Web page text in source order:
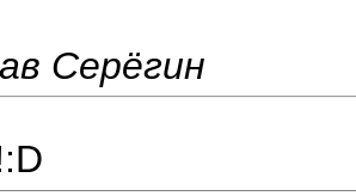
Серёгин